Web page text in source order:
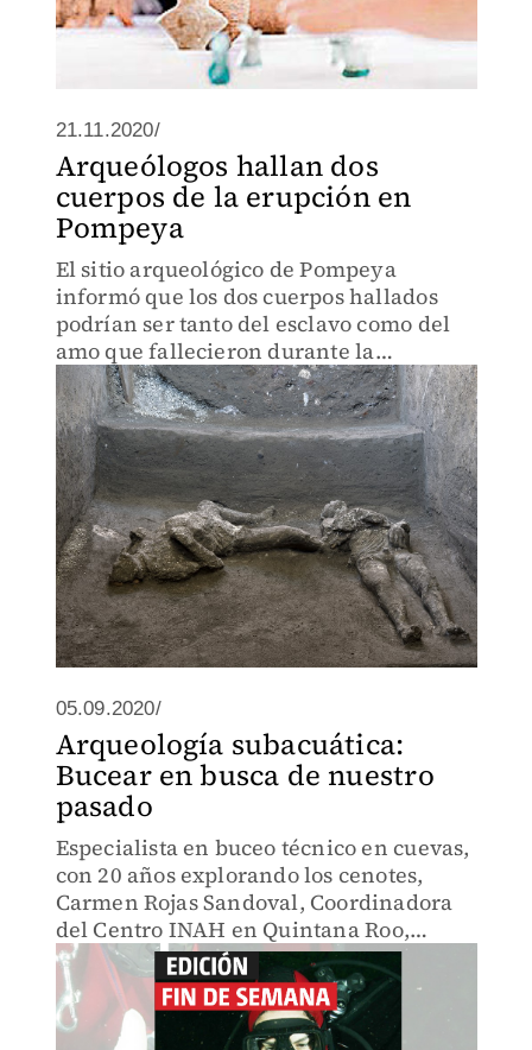
21.11.2020/
Arqueólogos hallan dos
cuerpos de la erupción en
Pompeya
El sitio arqueológico de Pompeya
informó que los dos cuerpos hallados
podrían ser tanto del esclavo como del
amo que fallecieron durante la
explosión del Vesubio en el año 79 d.C.
05.09.2020/
Arqueología subacuática:
Bucear en busca de nuestro
pasado
Especialista en buceo técnico en cuevas,
con 20 años explorando los cenotes,
Carmen Rojas Sandoval, Coordinadora
del Centro INAH en Quintana Roo,
enumera hallazgos y explica los retos de
una actividad tan meticulosa como
fascinante.